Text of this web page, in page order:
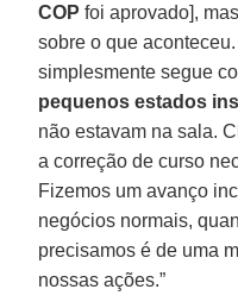
COP foi aprovado],
sobre o que
simplesmente segue
pequenos estados
não estavam na sala.
a correção de curso
Fizemos um avanço
negócios normais,
precisamos é de uma
nossas ações.”